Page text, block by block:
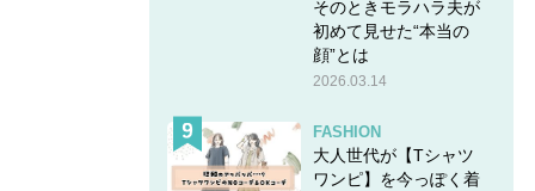
そのときモラハラ夫が
初めて見せた“本当の
顔”とは
2026.03.14
FASHION
大人世代が【Tシャツ
ワンピ】を今っぽく着